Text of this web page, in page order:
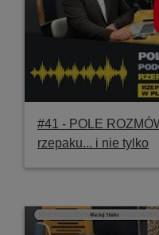
#41 ‐ POLE
rzepaku... i nie tylko